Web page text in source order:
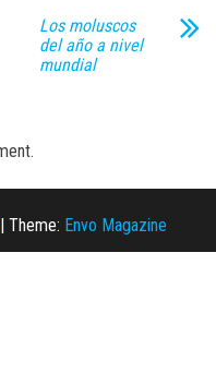
Los moluscos
del año a nivel
mundial
| Theme: Envo Magazine